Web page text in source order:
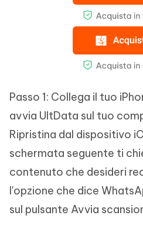
Passo 1: Collega il tuo
avvia UltData sul tuo
Ripristina dal dispositivo
schermata seguente ti
contenuto che desideri
l'opzione che dice
sul pulsante Avvia